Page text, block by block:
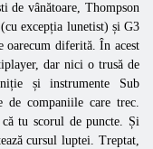
de vânătoare, Thompson
excepția lunetist) și G3
oarecum diferită. În acest
dar nici o trusă de
și instrumente Sub
de companiile care trec.
tu scorul de puncte. Și
cursul luptei. Treptat,